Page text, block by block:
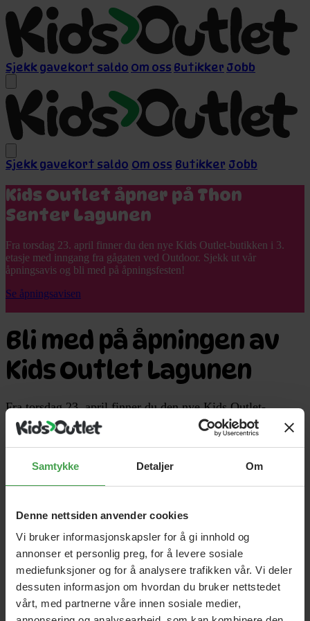
Samtykke Detaljer Om
Denne nettsiden anvender cookies
Vi bruker informasjonskapsler for å gi innhold og
annonser et personlig preg, for å levere sosiale
mediefunksjoner og for å analysere trafikken vår. Vi deler
dessuten informasjon om hvordan du bruker nettstedet
vårt, med partnerne våre innen sosiale medier,
Sjekk gavekort saldo Om oss Butikker Jobb
Sjekk gavekort saldo Om oss Butikker Jobb
Kids Outlet åpner på Thon
Senter Lagunen
Fra torsdag 23. april finner du den nye Kids Outlet-butikken i 3.
etasje med inngang fra gågaten ved Outdoor. Sjekk ut vår
åpningsavis og bli med på åpningsfesten!
Se åpningsavisen
Bli med på åpningen av
Kids Outlet Lagunen
Fra torsdag 23. april finner du den nye Kids Outlet-
butikken i 3. etasje med inngang fra gågaten ved Outdoor.
Velkommen til en leken handleopplevelse!
Masse gavetips
Hobbyartikler